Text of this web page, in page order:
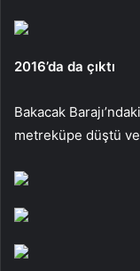
2016’da da çıktı
Bakacak
metreküpe düştü ve